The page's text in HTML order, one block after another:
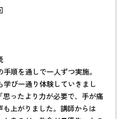
順を通しで一人ずつ実施。
学び一通り体験していきまし
思ったより力が必要で、手が痛
も上がりました。講師からは